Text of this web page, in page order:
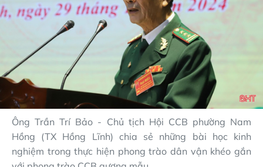
Ông Trần Trí Bảo - Chủ tịch Hội CCB phường Nam
Hồng (TX Hồng Lĩnh) chia sẻ những bài học kinh
nghiệm trong thực hiện phong trào dân vận khéo gắn